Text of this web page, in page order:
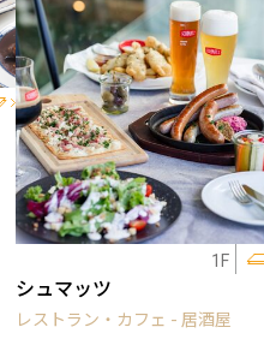
1F
シュマッツ
レストラン・カフェ - 居酒屋